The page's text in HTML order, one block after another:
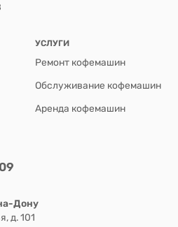
УСЛУГИ
Ремонт кофемашин
Обслуживание кофемашин
Аренда кофемашин
Дону
д. 101